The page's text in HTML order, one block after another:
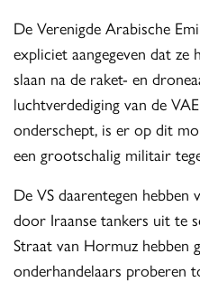
De Verenigde Arabische
expliciet aangegeven dat
slaan na de raket- en
luchtverdediging van de
onderschept, is er op dit
een grootschalig militair
De VS daarentegen
door Iraanse tankers uit te
Straat van Hormuz hebben
onderhandelaars proberen